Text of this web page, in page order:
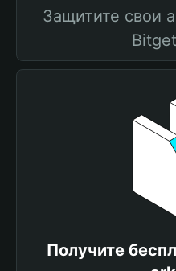
Защитите свои
Получите